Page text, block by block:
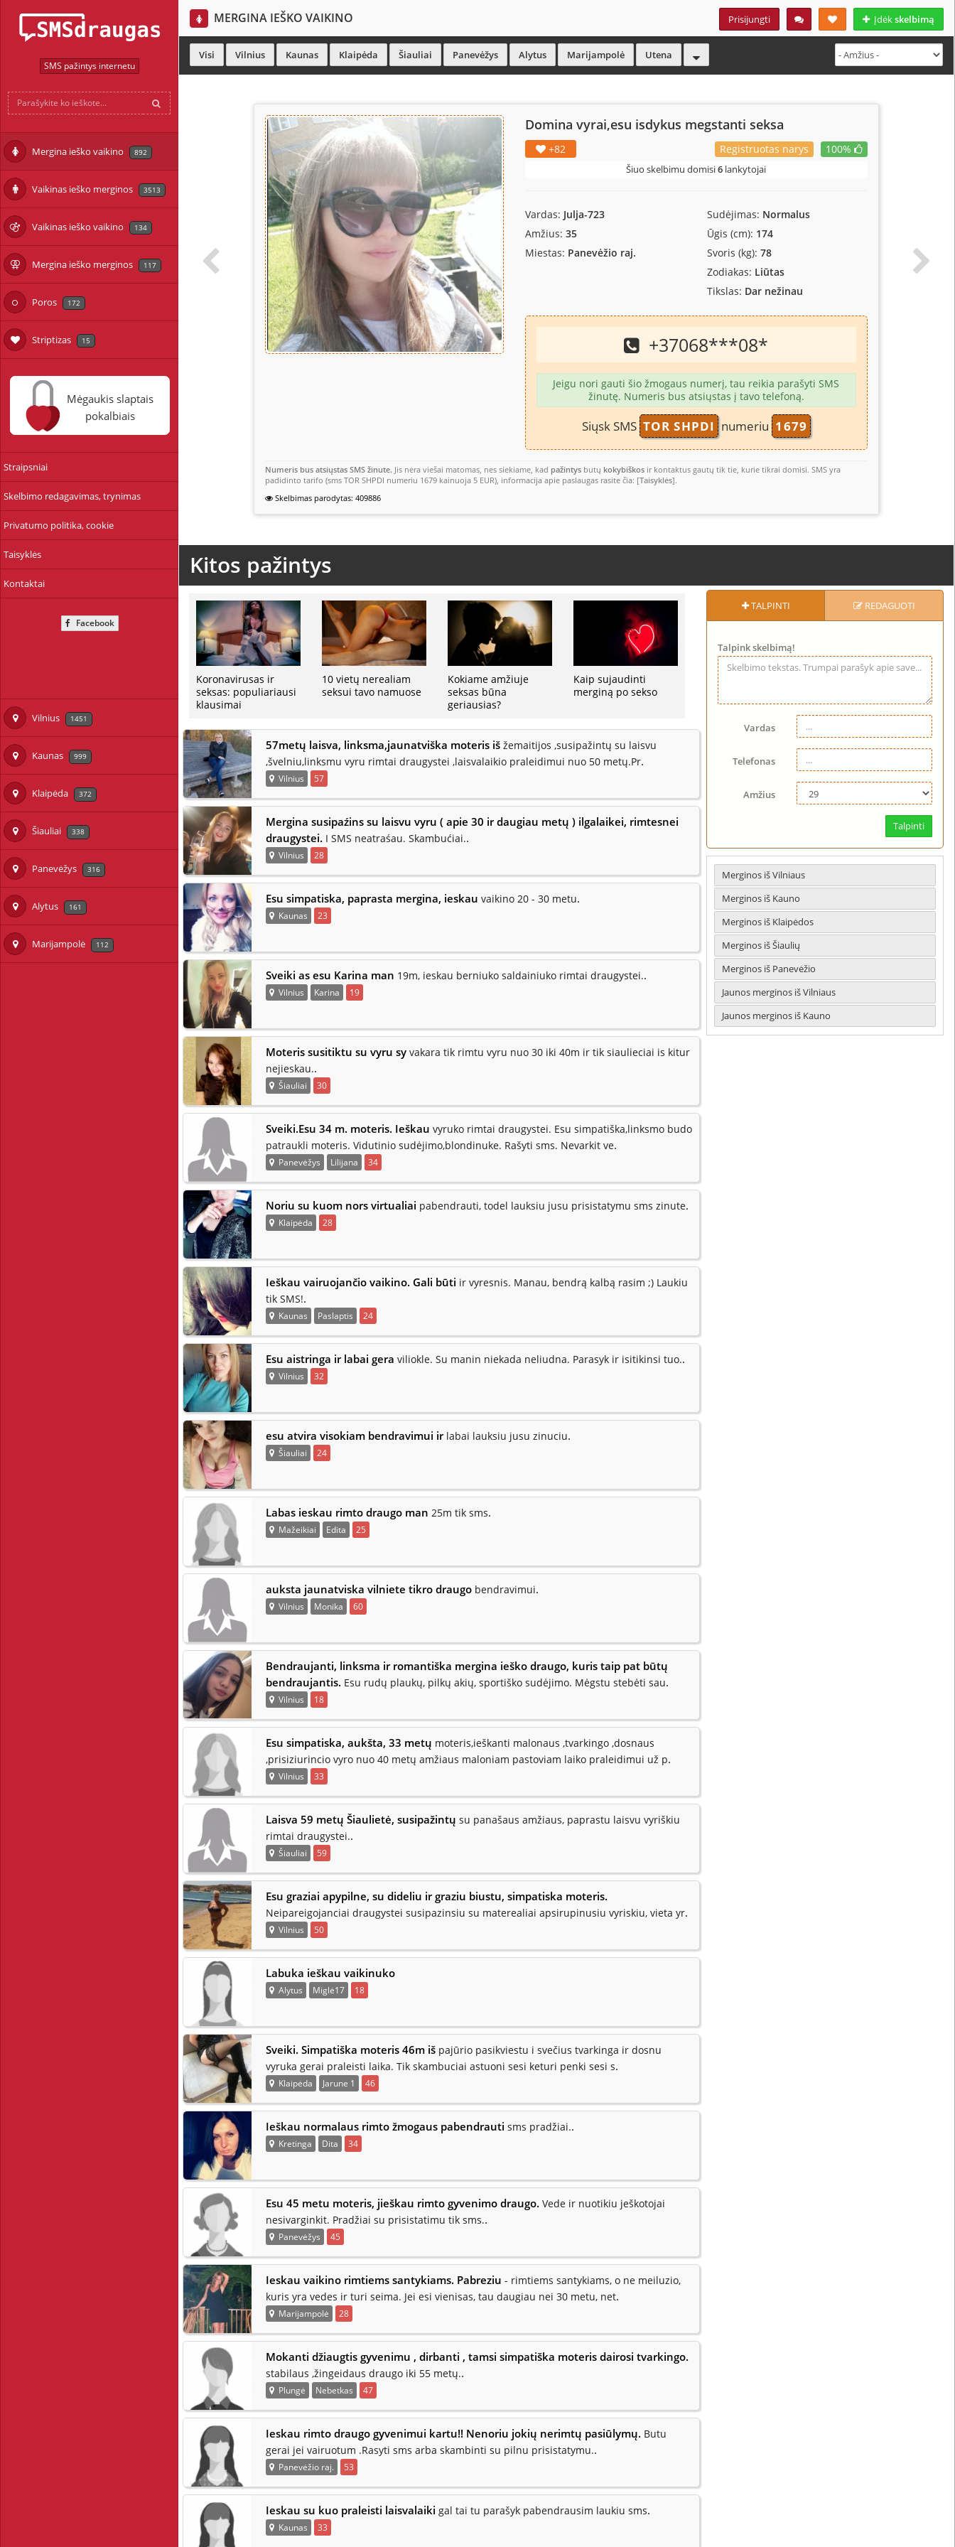
SMS pažintys internetu
Mergina ieško vaikino 892
Vaikinas ieško merginos 3513
Vaikinas ieško vaikino 134
Mergina ieško merginos 117
Poros 172
Striptizas 15
Mėgaukis slaptais
pokalbiais
Straipsniai
Skelbimo redagavimas, trynimas
Privatumo politika, cookie
Taisyklės
Kontaktai
Facebook
Vilnius 1451
Kaunas 999
Klaipėda 372
Šiauliai 338
Panevėžys 316
Alytus 161
Marijampolė 112
MERGINA IEŠKO VAIKINO Įdėkskelbimą
2
Prisijungti
Visi Vilnius Kaunas Klaipėda Šiauliai Panevėžys Alytus Marijampolė Utena
Domina vyrai,esu isdykus megstanti seksa
+82 100%
Registruotas narys
Šiuo skelbimu domisi6 lankytojai
Vardas: Julja-723
Amžius: 35
Miestas: Panevėžio raj.
Sudėjimas: Normalus
Ūgis (cm): 174
Svoris (kg): 78
Zodiakas: Liūtas
Tikslas: Dar nežinau
+37068***08*
Jeigu nori gauti šio žmogaus numerį, tau reikia parašyti SMS
žinutę. Numeris bus atsiųstas į tavo telefoną.
Siųsk SMS TOR SHPDI numeriu 1679
Numeris bus atsiųstas SMS žinute. Jis nėra viešai matomas, nes siekiame, kad pažintys butų kokybiškos ir kontaktus gautų tik tie, kurie tikrai domisi. SMS yra
padidinto tarifo (sms TOR SHPDI numeriu 1679 kainuoja 5 EUR), informacija apie paslaugas rasite čia: [Taisyklės].
Skelbimas parodytas: 409886
Kitos pažintys
Koronavirusas ir
seksas: populiariausi
klausimai
10 vietų nerealiam
seksui tavo namuose
Kokiame amžiuje
seksas būna
geriausias?
Kaip sujaudinti
merginą po sekso
57metų laisva, linksma,jaunatviška moteris iš žemaitijos ,susipažintų su laisvu
,švelniu,linksmu vyru rimtai draugystei ,laisvalaikio praleidimui nuo 50 metų.Pr.
Vilnius 57
Mergina susipaźins su laisvu vyru ( apie 30 ir daugiau metų ) ilgalaikei, rimtesnei
draugystei. I SMS neatraśau. Skambućiai..
Vilnius 28
Esu simpatiska, paprasta mergina, ieskau vaikino 20 - 30 metu.
Kaunas 23
Sveiki as esu Karina man 19m, ieskau berniuko saldainiuko rimtai draugystei..
Vilnius Karina 19
Moteris susitiktu su vyru sy vakara tik rimtu vyru nuo 30 iki 40m ir tik siaulieciai is kitur
nejieskau..
Šiauliai 30
Sveiki.Esu 34 m. moteris. Ieškau vyruko rimtai draugystei. Esu simpatiška,linksmo budo
patraukli moteris. Vidutinio sudėjimo,blondinuke. Rašyti sms. Nevarkit ve.
Panevėžys Lilijana 34
Noriu su kuom nors virtualiai pabendrauti, todel lauksiu jusu prisistatymu sms zinute.
Klaipėda 28
Ieškau vairuojančio vaikino. Gali būti ir vyresnis. Manau, bendrą kalbą rasim ;) Laukiu
tik SMS!.
Kaunas Paslaptis 24
Esu aistringa ir labai gera viliokle. Su manin niekada neliudna. Parasyk ir isitikinsi tuo..
Vilnius 32
esu atvira visokiam bendravimui ir labai lauksiu jusu zinuciu.
Šiauliai 24
Labas ieskau rimto draugo man 25m tik sms.
Mažeikiai Edita 25
auksta jaunatviska vilniete tikro draugo bendravimui.
Vilnius Monika 60
Bendraujanti, linksma ir romantiška mergina ieško draugo, kuris taip pat būtų
bendraujantis. Esu rudų plaukų, pilkų akių, sportiško sudėjimo. Mėgstu stebėti sau.
Vilnius 18
Esu simpatiska, aukšta, 33 metų moteris,ieškanti malonaus ,tvarkingo ,dosnaus
,prisiziurincio vyro nuo 40 metų amžiaus maloniam pastoviam laiko praleidimui už p.
Vilnius 33
Laisva 59 metų Šiaulietė, susipažintų su panašaus amžiaus, paprastu laisvu vyriškiu
rimtai draugystei..
Šiauliai 59
Esu graziai apypilne, su dideliu ir graziu biustu, simpatiska moteris.
Neipareigojanciai draugystei susipazinsiu su materealiai apsirupinusiu vyriskiu, vieta yr.
Vilnius 50
Labuka ieškau vaikinuko
Alytus Miglė17 18
Sveiki. Simpatiška moteris 46m iš pajūrio pasikviestu i svečius tvarkinga ir dosnu
vyruka gerai praleisti laika. Tik skambuciai astuoni sesi keturi penki sesi s.
Klaipėda Jarune 1 46
Ieškau normalaus rimto žmogaus pabendrauti sms pradžiai..
Kretinga Dita 34
Esu 45 metu moteris, jieškau rimto gyvenimo draugo. Vede ir nuotikiu ješkotojai
nesivarginkit. Pradžiai su prisistatimu tik sms..
Panevėžys 45
Ieskau vaikino rimtiems santykiams. Pabreziu - rimtiems santykiams, o ne meiluzio,
kuris yra vedes ir turi seima. Jei esi vienisas, tau daugiau nei 30 metu, net.
Marijampolė 28
Mokanti džiaugtis gyvenimu , dirbanti , tamsi simpatiška moteris dairosi tvarkingo.
stabilaus ,žingeidaus draugo iki 55 metų..
Plungė Nebetkas 47
Ieskau rimto draugo gyvenimui kartu!! Nenoriu jokių nerimtų pasiūlymų. Butu
gerai jei vairuotum .Rasyti sms arba skambinti su pilnu prisistatymu..
Panevėžio raj. 53
Ieskau su kuo praleisti laisvalaiki gal tai tu parašyk pabendrausim laukiu sms.
Kaunas 33
TALPINTI REDAGUOTI
Talpink skelbimą!
Vardas
Telefonas
Amžius
Talpinti
Merginos iš Vilniaus
Merginos iš Kauno
Merginos iš Klaipėdos
Merginos iš Šiaulių
Merginos iš Panevėžio
Jaunos merginos iš Vilniaus
Jaunos merginos iš Kauno